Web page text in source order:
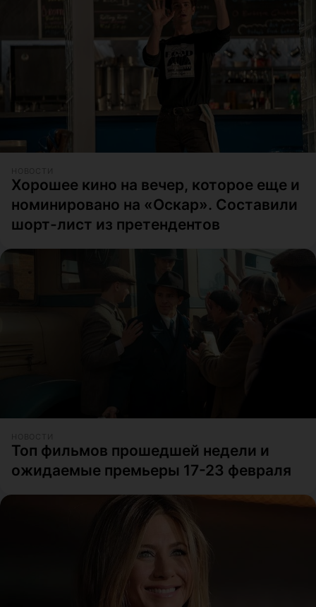
Хорошее кино на вечер, которое еще и
номинировано на «Оскар». Составили
шорт-лист из претендентов
Топ фильмов прошедшей недели и
ожидаемые премьеры 17-23 февраля